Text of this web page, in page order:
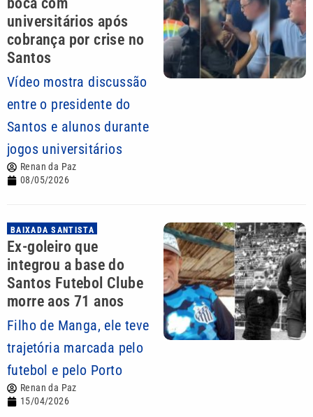
universitários após
cobrança por crise no
Santos
Vídeo mostra discussão
entre o presidente do
Santos e alunos durante
jogos universitários
Renan da Paz
08/05/2026
BAIXADA SANTISTA
Ex-goleiro que
integrou a base do
Santos Futebol Clube
morre aos 71 anos
Filho de Manga, ele teve
trajetória marcada pelo
futebol e pelo Porto
Renan da Paz
15/04/2026